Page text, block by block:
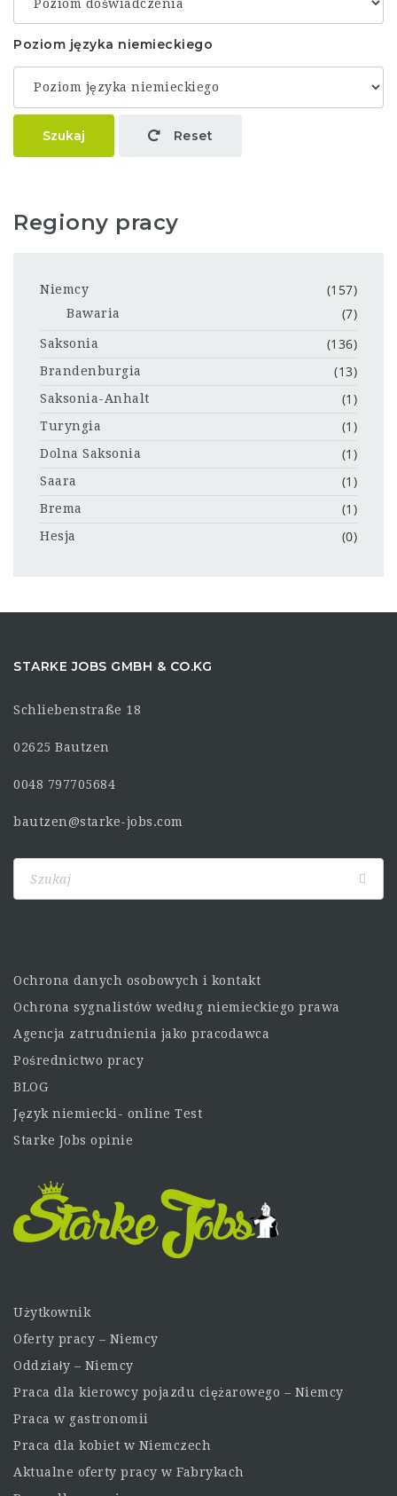
Poziom języka niemieckiego
Szukaj Reset
Regiony pracy
Niemcy (157)
Bawaria (7)
Saksonia (136)
Brandenburgia (13)
Saksonia-Anhalt (1)
Turyngia (1)
Dolna Saksonia (1)
Saara (1)
Brema (1)
Hesja (0)
STARKE JOBS GMBH & CO.KG
Schliebenstraße 18
02625 Bautzen
0048 797705684
bautzen@starke-jobs.com
Ochrona danych osobowych i kontakt
Ochrona sygnalistów według niemieckiego prawa
Agencja zatrudnienia jako pracodawca
Pośrednictwo pracy
BLOG
Język niemiecki- online Test
Starke Jobs opinie
Użytkownik
Oferty pracy – Niemcy
Oddziały – Niemcy
Praca dla kierowcy pojazdu ciężarowego – Niemcy
Praca w gastronomii
Praca dla kobiet w Niemczech
Aktualne oferty pracy w Fabrykach